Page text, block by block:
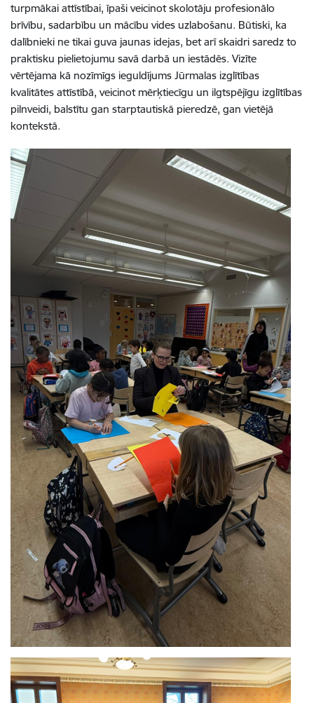
turpmākai attīstībai, īpaši veicinot skolotāju profesionālo
brīvību, sadarbību un mācību vides uzlabošanu. Būtiski, ka
dalībnieki ne tikai guva jaunas idejas, bet arī skaidri saredz to
praktisku pielietojumu savā darbā un iestādēs. Vizīte
vērtējama kā nozīmīgs ieguldījums Jūrmalas izglītības
kvalitātes attīstībā, veicinot mērķtiecīgu un ilgtspējīgu izglītības
pilnveidi, balstītu gan starptautiskā pieredzē, gan vietējā
kontekstā.